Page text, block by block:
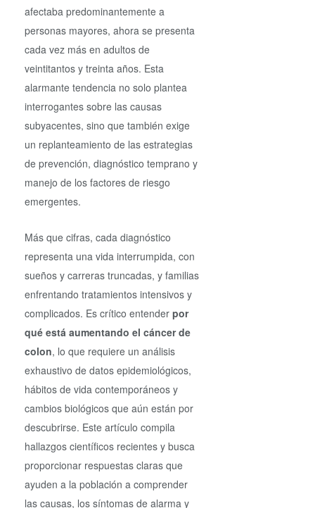
afectaba predominantemente a
personas mayores, ahora se presenta
cada vez más en adultos de
veintitantos y treinta años. Esta
alarmante tendencia no solo plantea
interrogantes sobre las causas
subyacentes, sino que también exige
un replanteamiento de las estrategias
de prevención, diagnóstico temprano y
manejo de los factores de riesgo
emergentes.
Más que cifras, cada diagnóstico
representa una vida interrumpida, con
sueños y carreras truncadas, y familias
enfrentando tratamientos intensivos y
complicados. Es crítico entender por
qué está aumentando el cáncer de
colon, lo que requiere un análisis
exhaustivo de datos epidemiológicos,
hábitos de vida contemporáneos y
cambios biológicos que aún están por
descubrirse. Este artículo compila
hallazgos científicos recientes y busca
proporcionar respuestas claras que
ayuden a la población a comprender
las causas, los síntomas de alarma y